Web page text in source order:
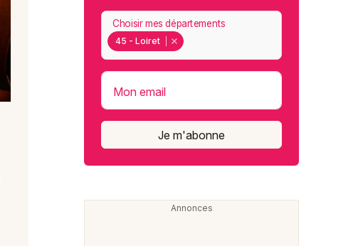
45 - Loiret
Choisir mes départements
Mon email
Je m'abonne